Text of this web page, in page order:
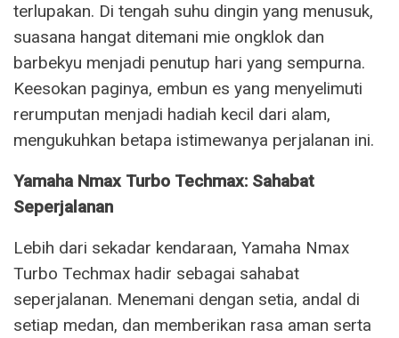
terlupakan. Di tengah suhu dingin yang menusuk,
suasana hangat ditemani mie ongklok dan
barbekyu menjadi penutup hari yang sempurna.
Keesokan paginya, embun es yang menyelimuti
rerumputan menjadi hadiah kecil dari alam,
mengukuhkan betapa istimewanya perjalanan ini.
Yamaha Nmax Turbo Techmax: Sahabat
Seperjalanan
Lebih dari sekadar kendaraan, Yamaha Nmax
Turbo Techmax hadir sebagai sahabat
seperjalanan. Menemani dengan setia, andal di
setiap medan, dan memberikan rasa aman serta